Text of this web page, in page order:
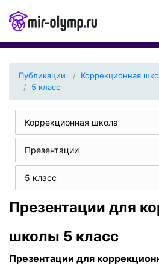
Публикации Коррекционная
5 класс
Коррекционная школа
Презентации
5 класс
Презентации для
школы 5 класс
Презентации для